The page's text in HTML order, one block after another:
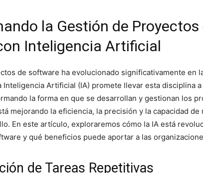
la Gestión de Proyectos
Inteligencia Artificial
de software ha evolucionado significativamente en
Inteligencia Artificial (IA) promete llevar esta disciplina a
la forma en que se desarrollan y gestionan los
mejorando la eficiencia, la precisión y la capacidad de
En este artículo, exploraremos cómo la IA está
y qué beneficios puede aportar a las
de Tareas Repetitivas